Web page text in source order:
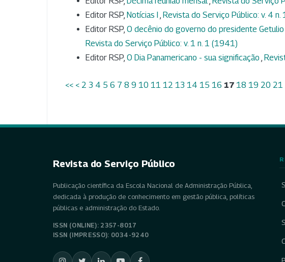
Editor RSP, Notícias I, Revista do Serviço Público: v. 4 n.
Editor RSP, O decênio do governo do presidente
Revista do Serviço Público: v. 1 n. 1 (1941)
Editor RSP, O Dia Panamericano - sua significação ,
<< < 2 3 4 5 6 7 8 9 10 11 12 13 14 15 16 17 18 19 20 21
Revista do Serviço Público
Publicação científica da Escola Nacional de Administração Pública,
dedicada à produção de conhecimento em gestão pública, políticas
públicas e administração do Estado.
ISSN (ONLINE): 2357-8017
ISSN (IMPRESSO): 0034-9240